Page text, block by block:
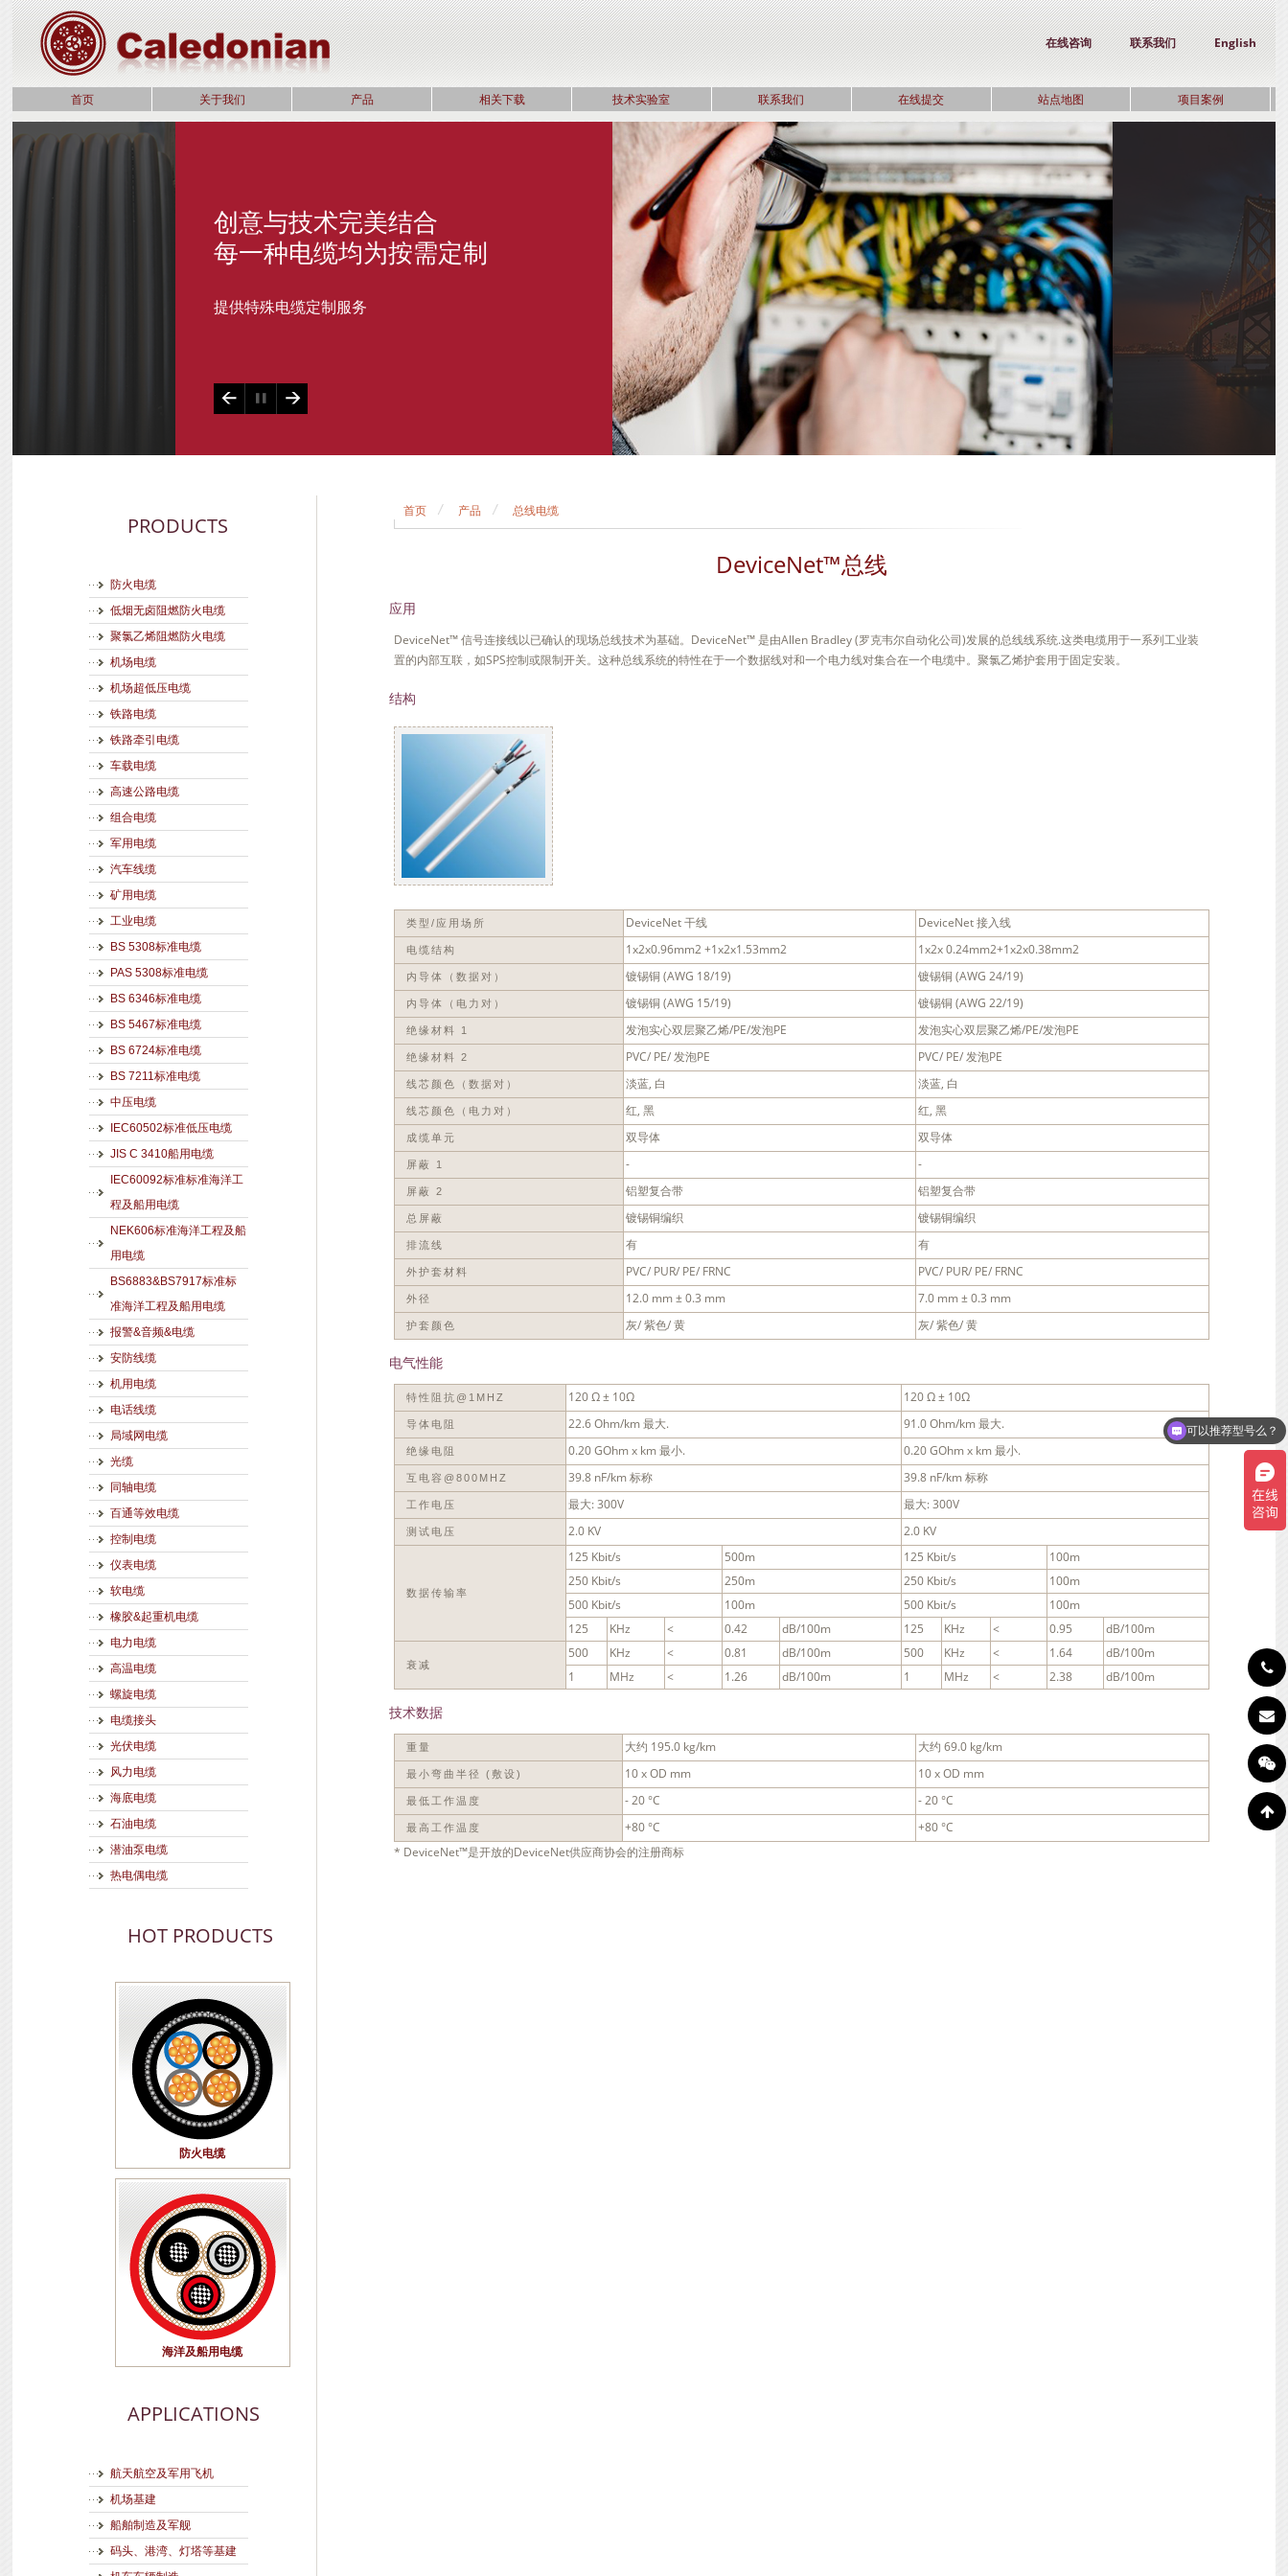
English
联系我们
在线咨询
首页 关于我们 产品 相关下载 技术实验室 联系我们 在线提交 站点地图 项目案例
创意与技术完美结合
每一种电缆均为按需定制
提供特殊电缆定制服务
PRODUCTS
防火电缆
低烟无卤阻燃防火电缆
聚氯乙烯阻燃防火电缆
机场电缆
机场超低压电缆
铁路电缆
铁路牵引电缆
车载电缆
高速公路电缆
组合电缆
军用电缆
汽车线缆
矿用电缆
工业电缆
BS 5308标准电缆
PAS 5308标准电缆
BS 6346标准电缆
BS 5467标准电缆
BS 6724标准电缆
BS 7211标准电缆
中压电缆
IEC60502标准低压电缆
JIS C 3410船用电缆
IEC60092标准标准海洋工
程及船用电缆
NEK606标准海洋工程及船
用电缆
BS6883&BS7917标准标
准海洋工程及船用电缆
报警&音频&电缆
安防线缆
机用电缆
电话线缆
局域网电缆
光缆
同轴电缆
百通等效电缆
控制电缆
仪表电缆
软电缆
橡胶&起重机电缆
电力电缆
高温电缆
螺旋电缆
电缆接头
光伏电缆
风力电缆
海底电缆
石油电缆
潜油泵电缆
热电偶电缆
HOT PRODUCTS
防火电缆
海洋及船用电缆
APPLICATIONS
航天航空及军用飞机
机场基建
船舶制造及军舰
码头、港湾、灯塔等基建
首页 产品 总线电缆
DeviceNet™总线
应用
DeviceNet™ 信号连接线以已确认的现场总线技术为基础。DeviceNet™ 是由Allen Bradley (罗克韦尔自动化公司)发展的总线线系统.这类电缆用于一系列工业装
置的内部互联，如SPS控制或限制开关。这种总线系统的特性在于一个数据线对和一个电力线对集合在一个电缆中。聚氯乙烯护套用于固定安装。
结构
类型/应用场所 DeviceNet 干线 DeviceNet 接入线
电缆结构 1x2x0.96mm2 +1x2x1.53mm2 1x2x 0.24mm2+1x2x0.38mm2
内导体（数据对） 镀锡铜 (AWG 18/19) 镀锡铜 (AWG 24/19)
内导体（电力对） 镀锡铜 (AWG 15/19) 镀锡铜 (AWG 22/19)
绝缘材料 1 发泡实心双层聚乙烯/PE/发泡PE 发泡实心双层聚乙烯/PE/发泡PE
绝缘材料 2 PVC/ PE/ 发泡PE PVC/ PE/ 发泡PE
线芯颜色（数据对） 淡蓝, 白 淡蓝, 白
线芯颜色（电力对） 红, 黑 红, 黑
成缆单元 双导体 双导体
屏蔽 1 - -
屏蔽 2 铝塑复合带 铝塑复合带
总屏蔽 镀锡铜编织 镀锡铜编织
排流线 有 有
外护套材料 PVC/ PUR/ PE/ FRNC PVC/ PUR/ PE/ FRNC
外径 12.0 mm ± 0.3 mm 7.0 mm ± 0.3 mm
护套颜色 灰/ 紫色/ 黄 灰/ 紫色/ 黄
电气性能
特性阻抗@1MHZ 120 Ω ± 10Ω 120 Ω ± 10Ω
导体电阻 22.6 Ohm/km 最大. 91.0 Ohm/km 最大.
绝缘电阻 0.20 GOhm x km 最小. 0.20 GOhm x km 最小.
互电容@800MHZ 39.8 nF/km 标称 39.8 nF/km 标称
工作电压 最大: 300V 最大: 300V
测试电压 2.0 KV 2.0 KV
数据传输率
125 Kbit/s 500m 125 Kbit/s
100m
250 Kbit/s
250m 250 Kbit/s
100m
500 Kbit/s
100m 500 Kbit/s
100m
125
KHz < 0.42 dB/100m 125 KHz < 0.95 dB/100m
衰减
500 KHz < 0.81 dB/100m 500 KHz < 1.64
dB/100m
1
MHz < 1.26 dB/100m 1 MHz < 2.38 dB/100m
技术数据
重量 大约 195.0 kg/km 大约 69.0 kg/km
最小弯曲半径 (敷设) 10 x OD mm 10 x OD mm
最低工作温度 - 20 °C - 20 °C
最高工作温度 +80 °C
+80 °C
* DeviceNet™是开放的DeviceNet供应商协会的注册商标
可以推荐型号么？